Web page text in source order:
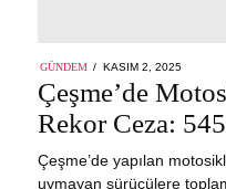
GÜNDEM
POSTED
ON
KASIM 2, 2025
Çeşme’de
Rekor Ceza:
Çeşme’de yapılan
uymayan sürücülere